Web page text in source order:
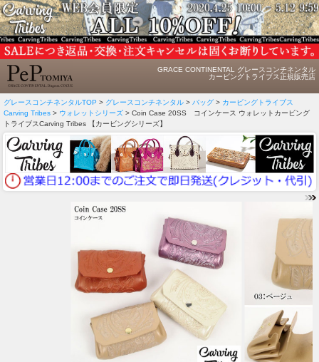
GRACE CONTINENTAL グレースコンチネンタル
カービングトライブス正規販売店
グレースコンチネンタルTOP > グレースコンチネンタル > バッグ > カービングトライブス
Carving Tribes > ウォレットシリーズ > Coin Case 20SS コインケース ウォレットカービング
トライブスCarving Tribes 【カービングシリーズ】